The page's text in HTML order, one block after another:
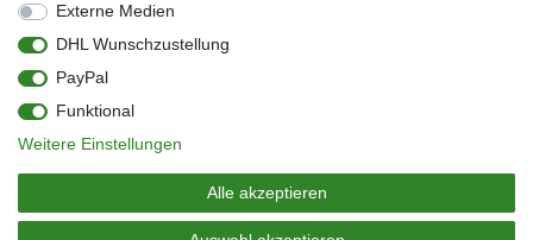
Widerrufs­recht
Kontakt
Barrierefreiheitserklärung
Zahlung & Versand
Vertrag widerrufen
© Copyright 2026 | Alle Rechte vorbehalten.
Externe Medien
DHL Wunschzustellung
PayPal
Funktional
Weitere Einstellungen
Alle akzeptieren